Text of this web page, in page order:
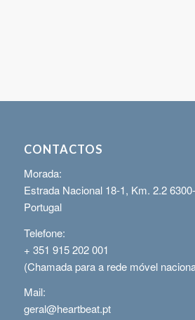
CONTACTOS
Morada:
Estrada Nacional 18-1, Km. 2.2
Portugal
Telefone:
+ 351 915 202 001
(Chamada para a rede móvel
Mail:
geral@heartbeat.pt